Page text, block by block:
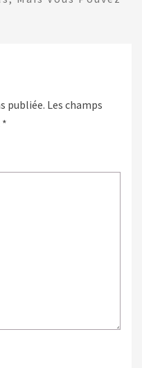
publiée. Les champs
*